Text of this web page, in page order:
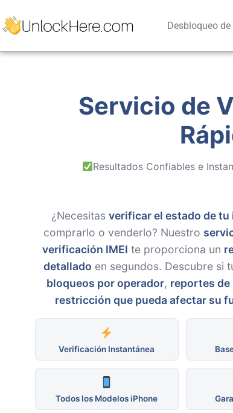
Desbloqueo de
Servicio de
Resultados Confiables e
¿Necesitas verificar el estado de tu
comprarlo o venderlo? Nuestro
verificación IMEI te proporciona un
detallado en segundos. Descubre si
bloqueos por operador, reportes de
restricción que pueda afectar su
Verificación Instantánea
Todos los Modelos iPhone